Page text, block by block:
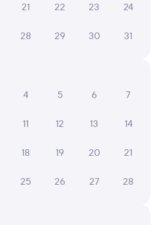
820В «Ласточка-премиум»
070А
невыносимо,
21 22 23 24
28 29 30 31
4 5 6 7
11 12 13 14
18 19 20 21
25 26 27 28